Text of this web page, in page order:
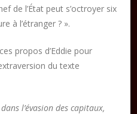
de l’État peut s’octroyer six
à l’étranger ? ».
propos d’Eddie pour
du texte
l’évasion des capitaux,